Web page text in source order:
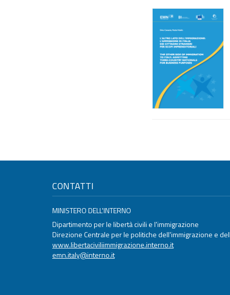
CONTATTI
MINISTERO DELL'INTERNO
Dipartimento per le libertà civili e l'immigrazione
Direzione Centrale per le politiche dell'immigrazione e
www.libertaciviliimmigrazione.interno.it
emn.italy@interno.it